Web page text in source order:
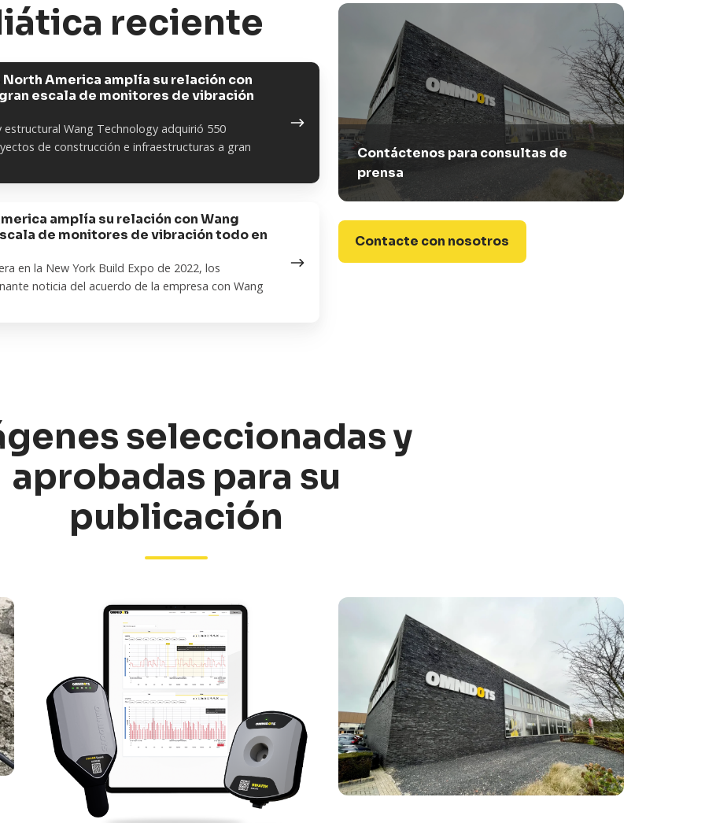
reciente
America amplía su relación con
escala de monitores de vibración
Wang Technology adquirió 550
de construcción e infraestructuras a gran
amplía su relación con Wang
de monitores de vibración todo en
en la New York Build Expo de 2022, los
noticia del acuerdo de la empresa con Wang
Contáctenos para consultas de
prensa
Contacte con nosotros
seleccionadas y
aprobadas para su
publicación